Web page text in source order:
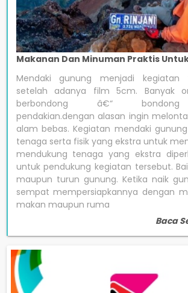
Makanan Dan Minuman Praktis
Mendaki gunung menjadi kegiatan
setelah adanya film 5cm. Banyak
berbondong â€“ bondong
pendakian.dengan alasan ingin
alam bebas. Kegiatan mendaki
tenaga serta fisik yang ekstra untuk
mendukung tenaga yang ekstra
untuk pendukung kegiatan tersebut.
maupun turun gunung. Ketika naik
sempat mempersiapkannya dengan
makan maupun ruma
Baca